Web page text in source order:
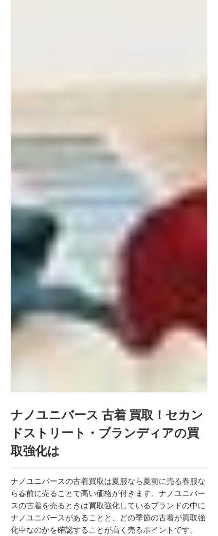
ナノユニバース 古着 買取！セカン
ドストリート・ブランディアの買
取強化は
ナノユニバースの古着買取は夏服なら夏前に売る春服な
ら春前に売ることで高い価格が付きます。ナノユニバー
スの古着を売るときは買取強化しているブランドの中に
ナノユニバースがあることと、どの季節の古着が買取強
化中なのかを確認することが高く売るポイントです。